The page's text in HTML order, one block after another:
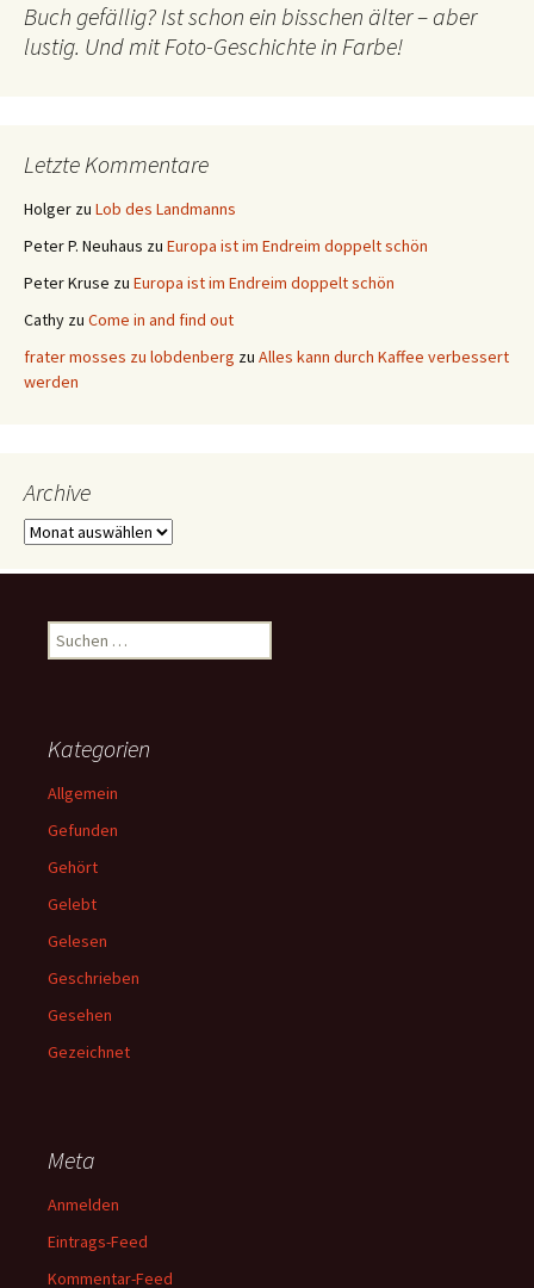
Buch gefällig? Ist schon ein bisschen älter – aber
lustig. Und mit Foto-Geschichte in Farbe!
Letzte Kommentare
Holger zu Lob des Landmanns
Peter P. Neuhaus zu Europa ist im Endreim doppelt schön
Peter Kruse zu Europa ist im Endreim doppelt schön
Cathy zu Come in and find out
frater mosses zu lobdenberg zu Alles kann durch Kaffee verbessert
werden
Archive
Archive
Suchen
nach:
Kategorien
Allgemein
Gefunden
Gehört
Gelebt
Gelesen
Geschrieben
Gesehen
Gezeichnet
Meta
Anmelden
Eintrags-Feed
Kommentar-Feed